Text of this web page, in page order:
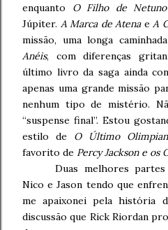
enquanto O Filho de Netuno
Júpiter. A Marca de Atenae A
missão, uma longa
Anéis, com diferenças
último livro da saga ainda
apenas uma grande missão
nenhum tipo de mistério.
“suspense final”. Estou
estilo de O Último
favorito de Percy Jackson e os
Duas melhores
Nico e Jason tendo que
me apaixonei pela história
discussão que Rick Riordan